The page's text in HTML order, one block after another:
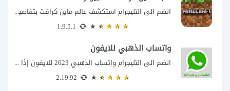
انضم الى التليجرام استكشف عالم ماين كرافت بتفاصيل مذهلة 🌟 هل أنت مستعد لمغامرة...
واتساب الذهبي للايفون
انضم الى التليجرام واتساب الذهبي 2023 للايفون إذا كنت تبحث عن واتساب الذهبي للايفون...